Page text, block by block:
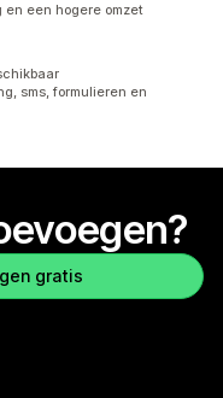
en een hogere omzet
sms, formulieren en
gratis